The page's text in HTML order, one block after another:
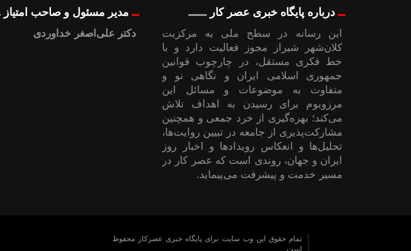
درباره پایگاه خبری عصر کار
این رسانه در سطح ملی به مرکزیت
کلان‌شهر شیراز مجوز فعالیت دارد و با
خط فکری مستقل، در چارچوب قوانین
جمهوری اسلامی ایران و نگاهی نو و
متفاوت به موضوعات ‌و مسائل این
مرزوبوم برای رسیدن به اهداف تلاش
می‌کند؛ بهره‌گیری از خرد جمعی و همچنین
مشارکت‌پذیری از جامعه در تبیین روایت‌ها،
تحلیل‌ها و انعکاس رویدادها و اخبار روز
ایران و جهان، روندی است که عصر کار در
مسیر خدمت و پیشرفت می‌پیماید.
مدیر مسئول و صاحب امتیاز
دکتر علی‌اصغر خداوردی
تمام حقوق این وب سایت برای پایگاه خبری عصرکار محفوظ
است.